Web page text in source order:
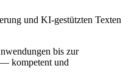
und KI-gestützten Texten
bis zur
kompetent und